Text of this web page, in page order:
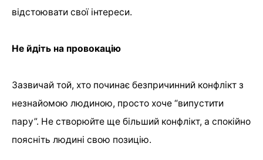
відстоювати свої інтереси.
Не йдіть на провокацію
Зазвичай той, хто починає безпричинний конфлікт з
незнайомою людиною, просто хоче “випустити
пару”. Не створюйте ще більший конфлікт, а спокійно
поясніть людині свою позицію.